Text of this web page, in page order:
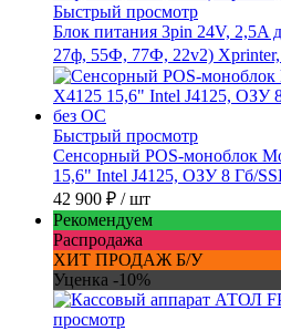
Быстрый просмотр
Блок питания 3pin 24V,
27ф, 55Ф, 77Ф, 22v2)
Быстрый просмотр
Сенсорный POS-моноблок
15,6" Intel J4125, ОЗУ 8 Гб/
42 900 ₽ / шт
Рекомендуем
Распродажа
ХИТ ПРОДАЖ Б/У
Уценка -10%
просмотр